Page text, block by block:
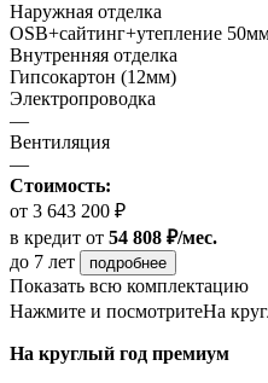
Наружная отделка
OSB+сайтинг+утепление
Внутренняя отделка
Гипсокартон (12мм)
Электропроводка
—
Вентиляция
—
Стоимость:
от 3 643 200 ₽
в кредит от 54 808 ₽/мес.
до 7 лет
подробнее
Показать всю комплектацию
Нажмите и посмотритеНа
На круглый год премиум